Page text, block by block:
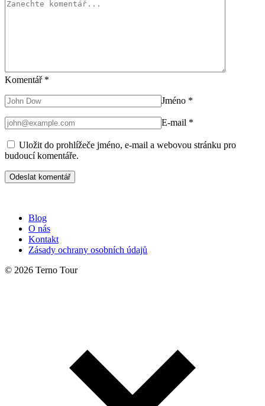
Komentář *
Jméno *
E-mail *
Uložit do prohlížeče jméno, e-mail a webovou stránku pro
budoucí komentáře.
Blog
O nás
Kontakt
Zásady ochrany osobních údajů
© 2026 Terno Tour